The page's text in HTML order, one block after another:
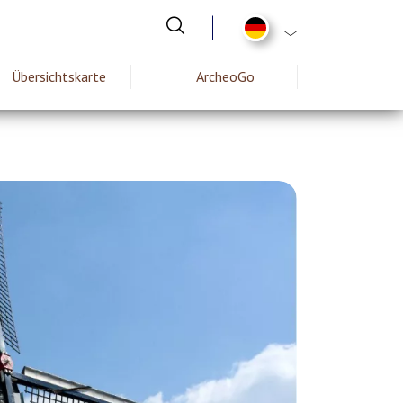
List additional
Übersichtskarte
ArcheoGo